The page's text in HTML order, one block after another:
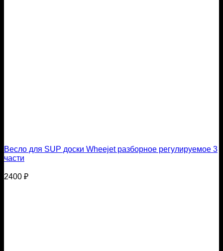
Весло для SUP доски Wheejet разборное регулируемое 3
части
2400 ₽